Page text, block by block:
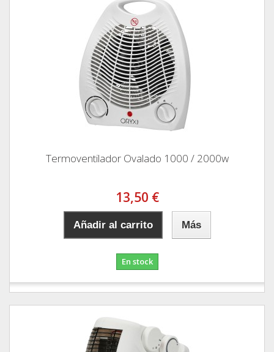
Termoventilador Ovalado 1000 / 2000w
13,50 €
Añadir al carrito Más
En stock